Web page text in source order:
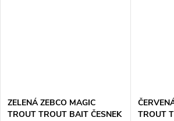
ZELENÁ ZEBCO MAGIC
TROUT TROUT BAIT ČESNEK
TROUT